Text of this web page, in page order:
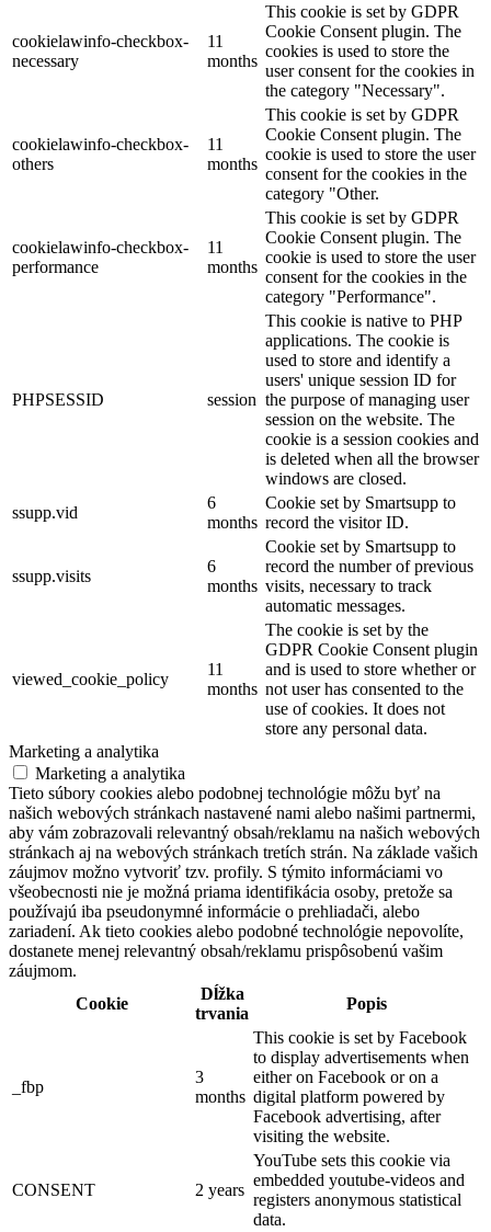
cookielawinfo-checkbox-
necessary
11
months
This cookie is set by GDPR
Cookie Consent plugin. The
cookies is used to store the
user consent for the cookies in
the category "Necessary".
cookielawinfo-checkbox-
others
11
months
This cookie is set by GDPR
Cookie Consent plugin. The
cookie is used to store the user
consent for the cookies in the
category "Other.
cookielawinfo-checkbox-
performance
11
months
This cookie is set by GDPR
Cookie Consent plugin. The
cookie is used to store the user
consent for the cookies in the
category "Performance".
PHPSESSID session
This cookie is native to PHP
applications. The cookie is
used to store and identify a
users' unique session ID for
the purpose of managing user
session on the website. The
cookie is a session cookies and
is deleted when all the browser
windows are closed.
ssupp.vid
6
months
Cookie set by Smartsupp to
record the visitor ID.
ssupp.visits
6
months
Cookie set by Smartsupp to
record the number of previous
visits, necessary to track
automatic messages.
viewed_cookie_policy
11
months
The cookie is set by the
GDPR Cookie Consent plugin
and is used to store whether or
not user has consented to the
use of cookies. It does not
store any personal data.
Marketing a analytika
Marketing a analytika
Tieto súbory cookies alebo podobnej technológie môžu byť na
našich webových stránkach nastavené nami alebo našimi partnermi,
aby vám zobrazovali relevantný obsah/reklamu na našich webových
stránkach aj na webových stránkach tretích strán. Na základe vašich
záujmov možno vytvoriť tzv. profily. S týmito informáciami vo
všeobecnosti nie je možná priama identifikácia osoby, pretože sa
používajú iba pseudonymné informácie o prehliadači, alebo
zariadení. Ak tieto cookies alebo podobné technológie nepovolíte,
dostanete menej relevantný obsah/reklamu prispôsobenú vašim
záujmom.
Cookie
Dĺžka
trvania
Popis
_fbp
3
months
This cookie is set by Facebook
to display advertisements when
either on Facebook or on a
digital platform powered by
Facebook advertising, after
visiting the website.
CONSENT 2 years
YouTube sets this cookie via
embedded youtube-videos and
registers anonymous statistical
data.